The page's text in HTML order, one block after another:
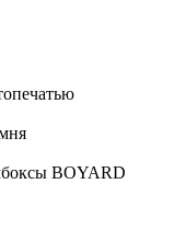
BOYARD